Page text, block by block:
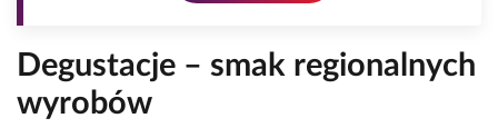
Degustacje – smak regionalnych
wyrobów